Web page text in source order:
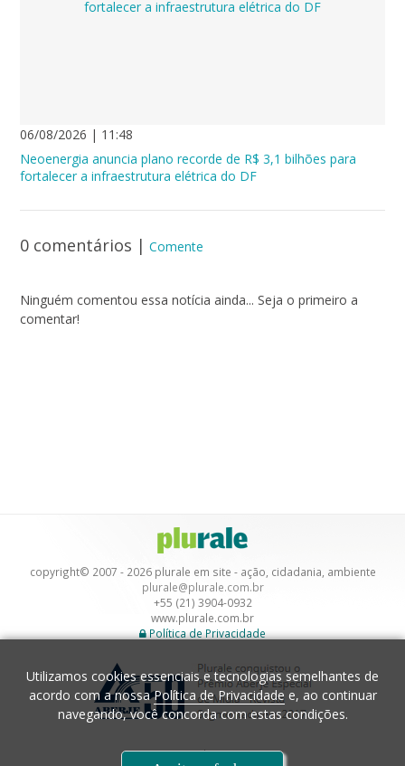
06/08/2026 | 11:48
Neoenergia anuncia plano recorde de R$ 3,1 bilhões para
fortalecer a infraestrutura elétrica do DF
0 comentários | Comente
Ninguém comentou essa notícia ainda... Seja o primeiro a
comentar!
copyright© 2007 - 2026 plurale em site - ação, cidadania, ambiente
plurale@plurale.com.br
+55 (21) 3904-0932
www.plurale.com.br
Política de Privacidade
Desenvolvimento
Utilizamos cookies essenciais e tecnologias semelhantes de
acordo com a nossaPolítica de Privacidadee, ao continuar
navegando, você concorda com estas condições.